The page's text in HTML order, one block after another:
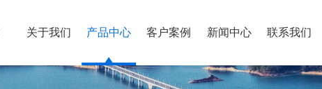
关于我们 产品中心 客户案例 新闻中心 联系我们